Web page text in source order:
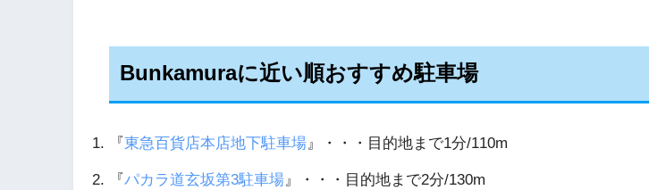
Bunkamuraに近い順おすすめ駐車場
『東急百貨店本店地下駐車場』・・・目的地まで1分/110m
『パカラ道玄坂第3駐車場』・・・目的地まで2分/130m